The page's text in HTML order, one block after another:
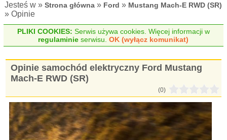
Jesteś w »Strona główna » Ford » Mustang Mach-E RWD (SR)
» Opinie
PLIKI COOKIES: Serwis używa cookies. Więcej informacji w
regulaminie serwisu.OK (wyłącz komunikat)
Opinie samochód elektryczny Ford Mustang
Mach-E RWD (SR)
(0)